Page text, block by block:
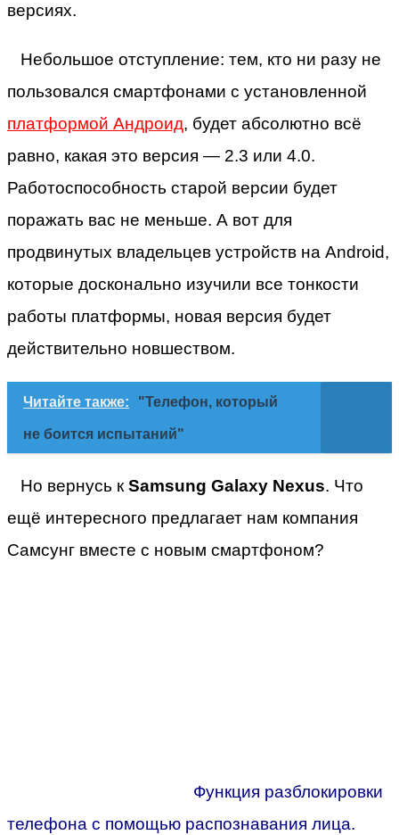
версиях.
Небольшое отступление: тем, кто ни разу не
пользовался смартфонами с установленной
платформой Андроид, будет абсолютно всё
равно, какая это версия — 2.3 или 4.0.
Работоспособность старой версии будет
поражать вас не меньше. А вот для
продвинутых владельцев устройств на Android,
которые досконально изучили все тонкости
работы платформы, новая версия будет
действительно новшеством.
Читайте также: "Телефон, который
не боится испытаний"
Но вернусь к Samsung Galaxy Nexus. Что
ещё интересного предлагает нам компания
Самсунг вместе с новым смартфоном?
Функция разблокировки
телефона с помощью распознавания лица.